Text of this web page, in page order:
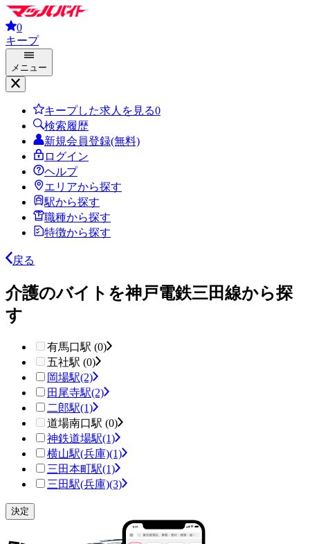
0
キープ
メニュー
キープした求人を見る0
検索履歴
新規会員登録(無料)
ログイン
ヘルプ
エリアから探す
駅から探す
職種から探す
特徴から探す
戻る
介護のバイトを神戸電鉄三田線から探
す
有馬口駅 (0)
五社駅 (0)
岡場駅(2)
田尾寺駅(2)
二郎駅(1)
道場南口駅 (0)
神鉄道場駅(1)
横山駅(兵庫)(1)
三田本町駅(1)
三田駅(兵庫)(3)